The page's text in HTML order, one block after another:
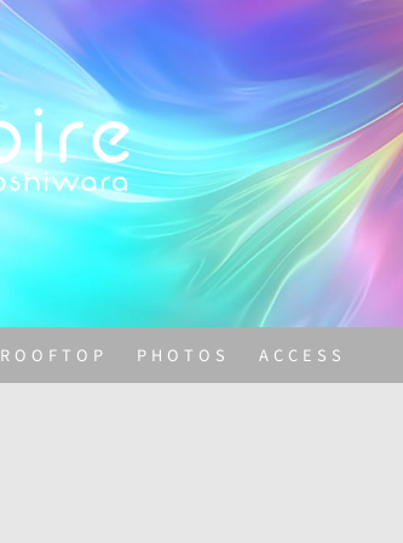
ROOFTOP PHOTOS ACCESS